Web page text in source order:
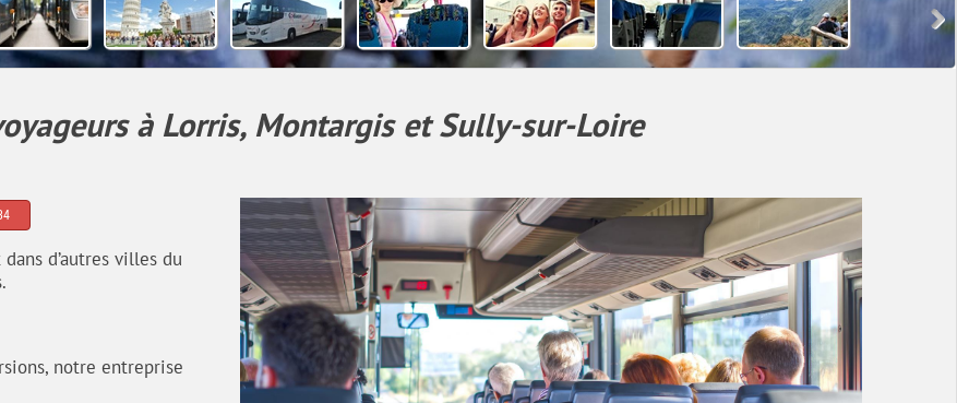
à Lorris, Montargis et Sully-sur-Loire
d’autres villes du
notre entreprise